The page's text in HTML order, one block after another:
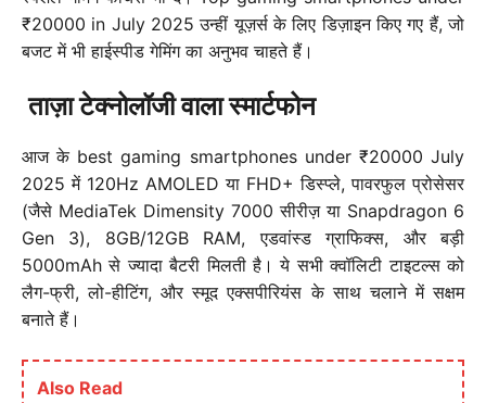
₹20000 in July 2025 उन्हीं यूज़र्स के लिए डिज़ाइन किए गए हैं, जो
बजट में भी हाईस्पीड गेमिंग का अनुभव चाहते हैं।
ताज़ा टेक्नोलॉजी वाला स्मार्टफोन
आज के best gaming smartphones under ₹20000 July
2025 में 120Hz AMOLED या FHD+ डिस्प्ले, पावरफुल प्रोसेसर
(जैसे MediaTek Dimensity 7000 सीरीज़ या Snapdragon 6
Gen 3), 8GB/12GB RAM, एडवांस्ड ग्राफिक्स, और बड़ी
5000mAh से ज्यादा बैटरी मिलती है। ये सभी क्वॉलिटी टाइटल्स को
लैग-फ्री, लो-हीटिंग, और स्मूद एक्सपीरियंस के साथ चलाने में सक्षम
बनाते हैं।
Also Read